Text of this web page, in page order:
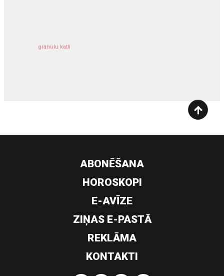
granulu katli
ABONĒŠANA
HOROSKOPI
E-AVĪZE
ZIŅAS E-PASTĀ
REKLĀMA
KONTAKTI